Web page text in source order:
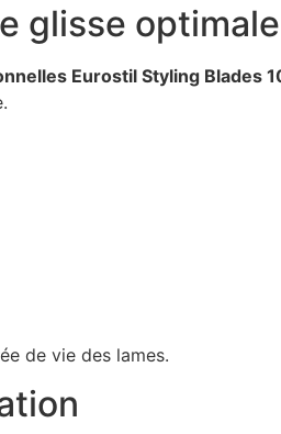
glisse optimale
Eurostil Styling Blades
de vie des lames.